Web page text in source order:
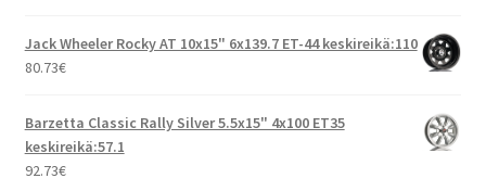
Jack Wheeler Rocky AT 10x15" 6x139.7 ET-44 keskireikä:110
80.73€
Barzetta Classic Rally Silver 5.5x15" 4x100 ET35
keskireikä:57.1
92.73€